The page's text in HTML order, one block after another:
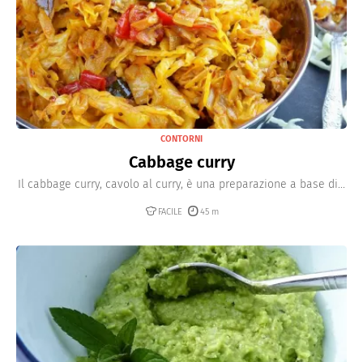
CONTORNI
Cabbage curry
Il cabbage curry, cavolo al curry, è una preparazione a base di...
FACILE 45 m